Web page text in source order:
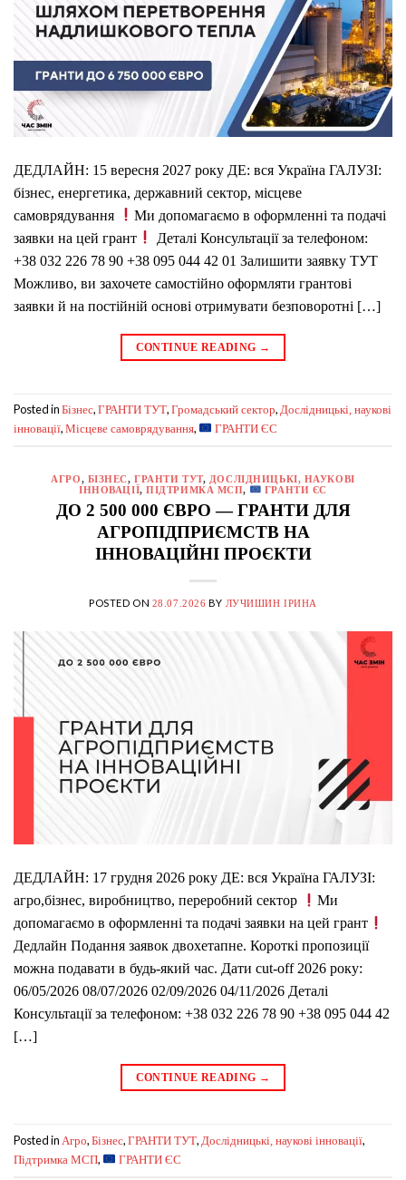
ДЕДЛАЙН: 15 вересня 2027 року ДЕ: вся Україна ГАЛУЗІ:
бізнес, енергетика, державний сектор, місцеве
самоврядування
Ми допомагаємо в оформленні та подачі
заявки на цей грант
Деталі Консультації за телефоном:
+38 032 226 78 90 +38 095 044 42 01 Залишити заявку ТУТ
Можливо, ви захочете самостійно оформляти грантові
заявки й на постійній основі отримувати безповоротні […]
CONTINUE READING →
Posted in Бізнес, ГРАНТИ ТУТ, Громадський сектор, Дослідницькі, наукові
інновації, Місцеве самоврядування, ГРАНТИ ЄС
АГРО, БІЗНЕС,ГРАНТИ ТУТ, ДОСЛІДНИЦЬКІ, НАУКОВІ
ІННОВАЦІЇ,ПІДТРИМКА МСП, ГРАНТИ ЄС
ДО 2 500 000 ЄВРО — ГРАНТИ ДЛЯ
АГРОПІДПРИЄМСТВ НА
ІННОВАЦІЙНІ ПРОЄКТИ
POSTED ON 28.07.2026 BY ЛУЧИШИН ІРИНА
ДЕДЛАЙН: 17 грудня 2026 року ДЕ: вся Україна ГАЛУЗІ:
агро,бізнес, виробництво, переробний сектор
Ми
допомагаємо в оформленні та подачі заявки на цей грант
Дедлайн Подання заявок двохетапне. Короткі пропозиції
можна подавати в будь-який час. Дати cut-off 2026 року:
06/05/2026 08/07/2026 02/09/2026 04/11/2026 Деталі
Консультації за телефоном: +38 032 226 78 90 +38 095 044 42
[…]
CONTINUE READING →
Posted in Агро, Бізнес, ГРАНТИ ТУТ, Дослідницькі, наукові інновації,
Підтримка МСП, ГРАНТИ ЄС